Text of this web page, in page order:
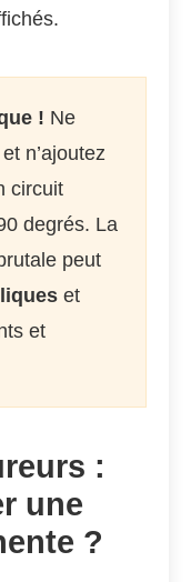
! Ne
n’ajoutez
circuit
degrés. La
peut
et
et
:
une
?